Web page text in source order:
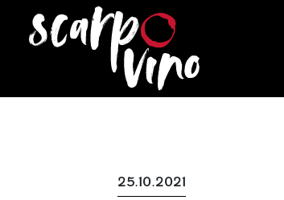
25.10.2021